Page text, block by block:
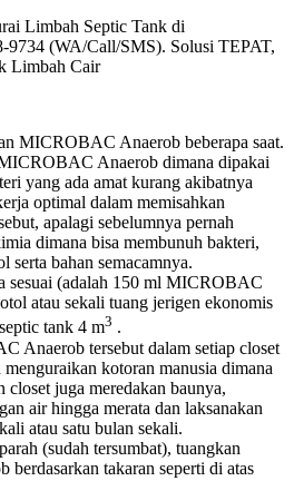
MICROBAC Anaerob beberapa saat.
Anaerob dimana dipakai
yang ada amat kurang akibatnya
optimal dalam memisahkan
apalagi sebelumnya pernah
dimana bisa membunuh bakteri,
serta bahan semacamnya.
sesuai (adalah 150 ml MICROBAC
atau sekali tuang jerigen ekonomis
tank 4 m3 .
Anaerob tersebut dalam setiap closet
kotoran manusia dimana
closet juga meredakan baunya,
air hingga merata dan laksanakan
atau satu bulan sekali.
(sudah tersumbat), tuangkan
takaran seperti di atas